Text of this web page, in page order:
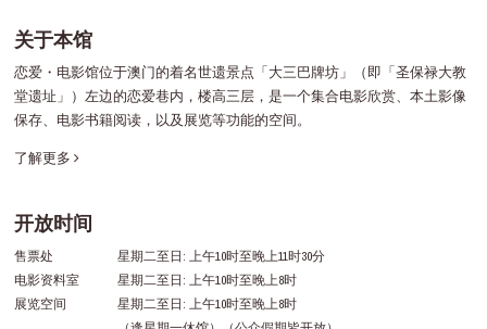
关于本馆
恋爱・电影馆位于澳门的着名世遗景点「大三巴牌坊」（即「圣保禄大教
堂遗址」）左边的恋爱巷内，楼高三层，是一个集合电影欣赏、本土影像
保存、电影书籍阅读，以及展览等功能的空间。
了解更多
开放时间
售票处
星期二至日: 上午10时至晚上11时30分
电影资料室
星期二至日: 上午10时至晚上8时
展览空间
星期二至日: 上午10时至晚上8时